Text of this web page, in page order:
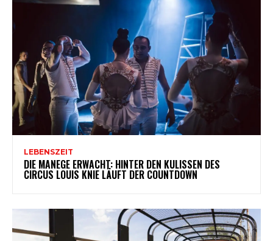
LEBENSZEIT
DIE MANEGE ERWACHT: HINTER DEN KULISSEN DES
CIRCUS LOUIS KNIE LÄUFT DER COUNTDOWN